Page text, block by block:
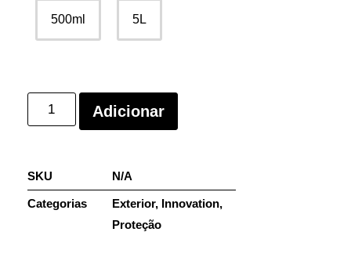
500ml 5L
Adicionar
SKU N/A
Categorias Exterior, Innovation,
Proteção